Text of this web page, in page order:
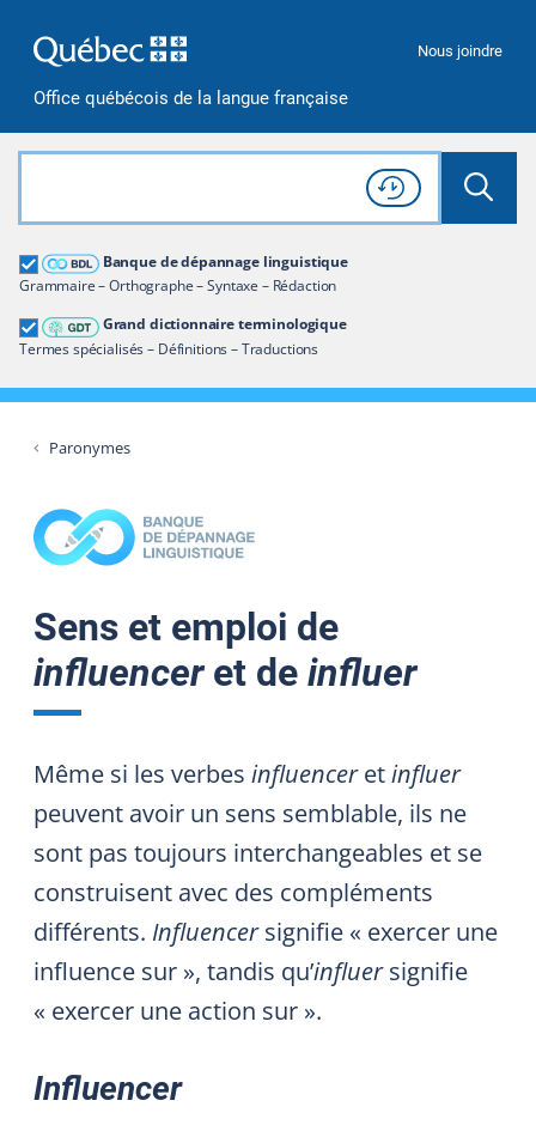
Office québécois de la langue française
Nous joindre
Rechercher dans tout le site
Lancer
Consulter l'
Historique
de recherche
Banque de dépannage linguistique
Grammaire – Orthographe – Syntaxe – Rédaction
Grand dictionnaire terminologique
Termes spécialisés – Définitions – Traductions
Grand dictionnaire terminologique
Restreindre aux termes
Paronymes
Sens et emploi de
influenceret de influer
Même si les verbes influenceretinfluer
peuvent avoir un sens semblable, ils ne
sont pas toujours interchangeables et se
construisent avec des compléments
différents. Influencersignifie « exercer une
influence sur », tandis qu’influersignifie
« exercer une action sur ».
Influencer